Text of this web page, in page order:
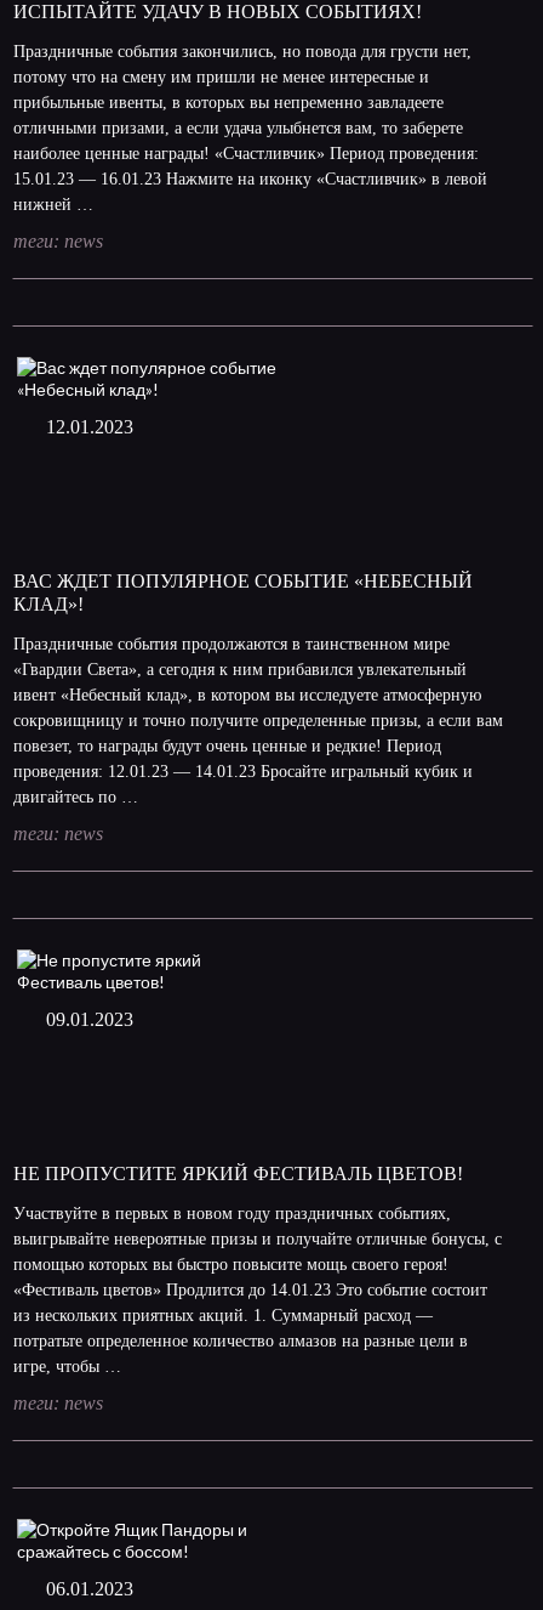
ИСПЫТАЙТЕ УДАЧУ В НОВЫХ СОБЫТИЯХ!
Праздничные события закончились, но повода для грусти нет,
потому что на смену им пришли не менее интересные и
прибыльные ивенты, в которых вы непременно завладеете
отличными призами, а если удача улыбнется вам, то заберете
наиболее ценные награды! «Счастливчик» Период проведения:
15.01.23 — 16.01.23 Нажмите на иконку «Счастливчик» в левой
нижней …
теги: news
12.01.2023
ВАС ЖДЕТ ПОПУЛЯРНОЕ СОБЫТИЕ «НЕБЕСНЫЙ
КЛАД»!
Праздничные события продолжаются в таинственном мире
«Гвардии Света», а сегодня к ним прибавился увлекательный
ивент «Небесный клад», в котором вы исследуете атмосферную
сокровищницу и точно получите определенные призы, а если вам
повезет, то награды будут очень ценные и редкие! Период
проведения: 12.01.23 — 14.01.23 Бросайте игральный кубик и
двигайтесь по …
теги: news
09.01.2023
НЕ ПРОПУСТИТЕ ЯРКИЙ ФЕСТИВАЛЬ ЦВЕТОВ!
Участвуйте в первых в новом году праздничных событиях,
выигрывайте невероятные призы и получайте отличные бонусы, с
помощью которых вы быстро повысите мощь своего героя!
«Фестиваль цветов» Продлится до 14.01.23 Это событие состоит
из нескольких приятных акций. 1. Суммарный расход —
потратьте определенное количество алмазов на разные цели в
игре, чтобы …
теги: news
06.01.2023